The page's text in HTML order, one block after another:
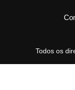
Todos os